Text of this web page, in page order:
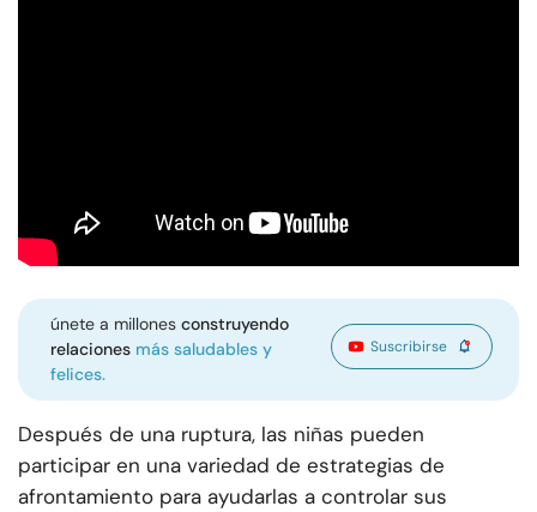
únete a millonesconstruyendo
relaciones más saludables y
felices.
Suscribirse
Después de una ruptura, las niñas pueden
participar en una variedad de estrategias de
afrontamiento para ayudarlas a controlar sus